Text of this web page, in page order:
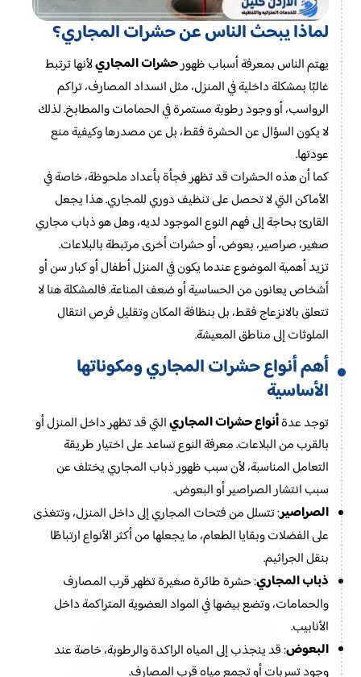
لماذا يبحث الناس عن حشرات المجاري؟
يهتم الناس بمعرفة أسباب ظهورحشرات المجاريلأنها ترتبط
غالبًا بمشكلة داخلية في المنزل، مثل انسداد المصارف، تراكم
الرواسب، أو وجود رطوبة مستمرة في الحمامات والمطابخ. لذلك
لا يكون السؤال عن الحشرة فقط، بل عن مصدرها وكيفية منع
عودتها.
كما أن هذه الحشرات قد تظهر فجأة بأعداد ملحوظة، خاصة في
الأماكن التي لا تحصل على تنظيف دوري للمجاري. هذا يجعل
القارئ بحاجة إلى فهم النوع الموجود لديه، وهل هو ذباب مجاري
صغير، صراصير، بعوض، أو حشرات أخرى مرتبطة بالبلاعات.
تزيد أهمية الموضوع عندما يكون في المنزل أطفال أو كبار سن أو
أشخاص يعانون من الحساسية أو ضعف المناعة. فالمشكلة هنا لا
تتعلق بالانزعاج فقط، بل بنظافة المكان وتقليل فرص انتقال
الملوثات إلى مناطق المعيشة.
أهم أنواع حشرات المجاري ومكوناتها
الأساسية
توجد عدةأنواع حشرات المجاريالتي قد تظهر داخل المنزل أو
بالقرب من البلاعات. معرفة النوع تساعد على اختيار طريقة
التعامل المناسبة، لأن سبب ظهور ذباب المجاري يختلف عن
سبب انتشار الصراصير أو البعوض.
الصراصير: تتسلل من فتحات المجاري إلى داخل المنزل، وتتغذى
على الفضلات وبقايا الطعام، ما يجعلها من أكثر الأنواع ارتباطًا
بنقل الجراثيم.
ذباب المجاري: حشرة طائرة صغيرة تظهر قرب المصارف
والحمامات، وتضع بيضها في المواد العضوية المتراكمة داخل
الأنابيب.
البعوض: قد ينجذب إلى المياه الراكدة والرطوبة، خاصة عند